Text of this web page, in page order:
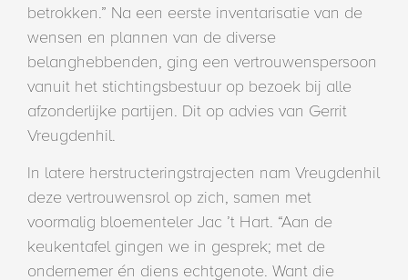
betrokken.” Na een eerste inventarisatie van de
wensen en plannen van de diverse
belanghebbenden, ging een vertrouwenspersoon
vanuit het stichtingsbestuur op bezoek bij alle
afzonderlijke partijen. Dit op advies van Gerrit
Vreugdenhil.
In latere herstructeringstrajecten nam Vreugdenhil
deze vertrouwensrol op zich, samen met
voormalig bloementeler Jac ’t Hart. “Aan de
keukentafel gingen we in gesprek; met de
ondernemer én diens echtgenote. Want die